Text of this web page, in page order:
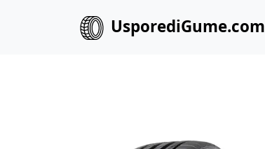
UsporediGume.com